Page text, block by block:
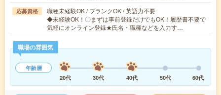
応募資格
職種未経験OK / ブランクOK / 英語力不要
◆未経験OK！〇まずは事前登録だけでもOK！履歴書不要で
気軽にオンライン登録★氏名・職種などを入力す…
職場の雰囲気
年齢層
20代
30代 40代 50代 60代